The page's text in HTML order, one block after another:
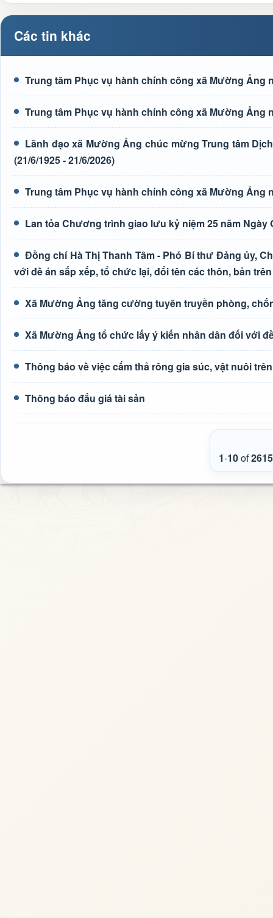
Các tin khác
Trung tâm Phục vụ hành chính công xã Mường Ảng
Trung tâm Phục vụ hành chính công xã Mường Ảng
Lãnh đạo xã Mường Ảng chúc mừng Trung tâm
(21/6/1925 - 21/6/2026)
Trung tâm Phục vụ hành chính công xã Mường Ảng
Lan tỏa Chương trình giao lưu kỷ niệm 25 năm Ngày
Đồng chí Hà Thị Thanh Tâm - Phó Bí thư Đảng ủy,
với đề án sắp xếp, tổ chức lại, đổi tên các thôn, bản
Xã Mường Ảng tăng cường tuyên truyền phòng,
Xã Mường Ảng tổ chức lấy ý kiến nhân dân đối với
Thông báo về việc cấm thả rông gia súc, vật nuôi
Thông báo đấu giá tài sản
1-10of2615